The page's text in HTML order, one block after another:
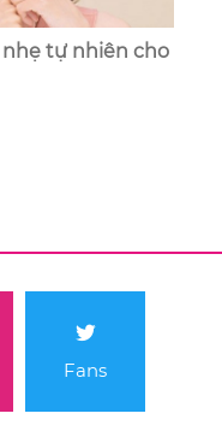
nhẹ tự nhiên cho
Fans